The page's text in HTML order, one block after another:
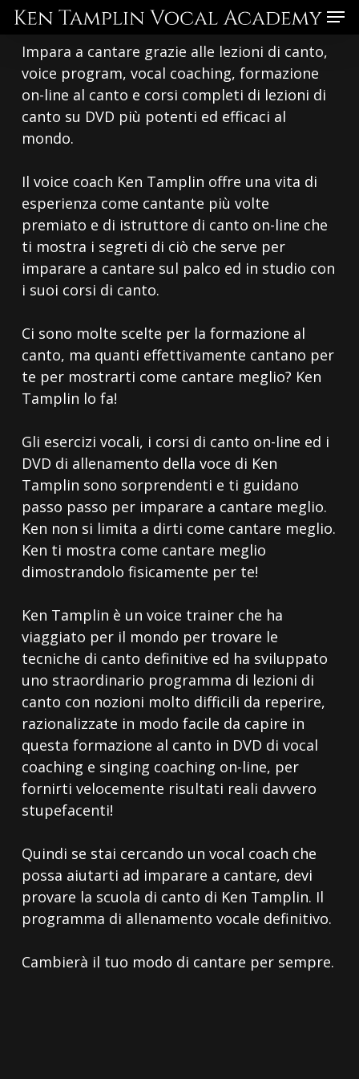
Skip
main
content
Impara a cantare grazie alle lezioni di canto,
voice program, vocal coaching, formazione
on-line al canto e corsi completi di lezioni di
canto su DVD più potenti ed efficaci al
mondo.
Il voice coach Ken Tamplin offre una vita di
esperienza come cantante più volte
premiato e di istruttore di canto on-line che
ti mostra i segreti di ciò che serve per
imparare a cantare sul palco ed in studio con
i suoi corsi di canto.
Ci sono molte scelte per la formazione al
canto, ma quanti effettivamente cantano per
te per mostrarti come cantare meglio? Ken
Tamplin lo fa!
Gli esercizi vocali, i corsi di canto on-line ed i
DVD di allenamento della voce di Ken
Tamplin sono sorprendenti e ti guidano
passo passo per imparare a cantare meglio.
Ken non si limita a dirti come cantare meglio.
Ken ti mostra come cantare meglio
dimostrandolo fisicamente per te!
Ken Tamplin è un voice trainer che ha
viaggiato per il mondo per trovare le
tecniche di canto definitive ed ha sviluppato
uno straordinario programma di lezioni di
canto con nozioni molto difficili da reperire,
razionalizzate in modo facile da capire in
questa formazione al canto in DVD di vocal
coaching e singing coaching on-line, per
fornirti velocemente risultati reali davvero
stupefacenti!
Quindi se stai cercando un vocal coach che
possa aiutarti ad imparare a cantare, devi
provare la scuola di canto di Ken Tamplin. Il
programma di allenamento vocale definitivo.
Cambierà il tuo modo di cantare per sempre.
Menu